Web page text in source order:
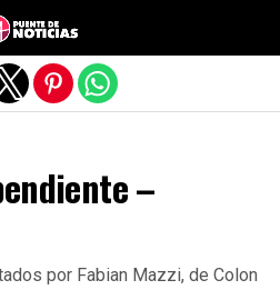
–
por Fabian Mazzi, de Colon
versión móvil